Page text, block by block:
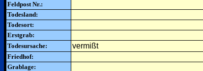
Feldpost Nr.:
Todesland:
Todesort:
Erstgrab:
Todesursache:
vermißt
Friedhof:
Grablage: